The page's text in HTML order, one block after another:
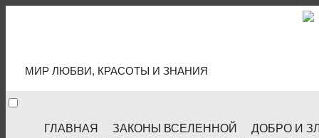
МИР ЛЮБВИ, КРАСОТЫ И ЗНАНИЯ
ГЛАВНАЯ ЗАКОНЫ ВСЕЛЕННОЙ
ДОБРО И